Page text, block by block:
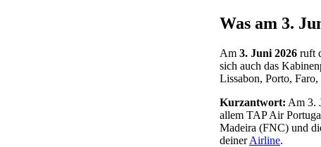
Was am 3.
Am 3. Juni 2026 ruft
sich auch das
Lissabon, Porto,
Kurzantwort: Am 3.
allem TAP Air
Madeira (FNC) und
deinerAirline.